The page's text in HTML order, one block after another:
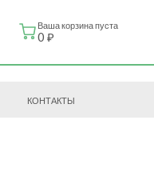
Ваша корзина пуста
0 ₽
КОНТАКТЫ